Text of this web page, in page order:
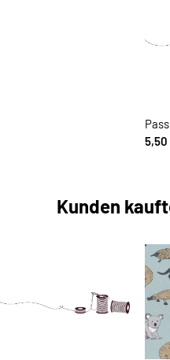
5,50
Kunden